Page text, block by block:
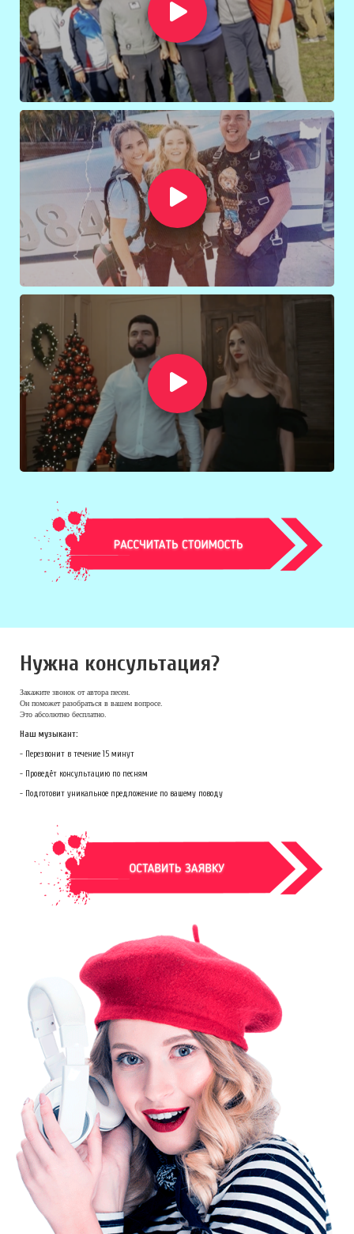
Нужна консультация?
Закажите звонок от автора песен.
Он поможет разобраться в вашем вопросе.
Это абсолютно бесплатно.
Наш музыкант:
- Перезвонит в течение 15 минут
- Проведёт консультацию по песням
- Подготовит уникальное предложение по вашему поводу